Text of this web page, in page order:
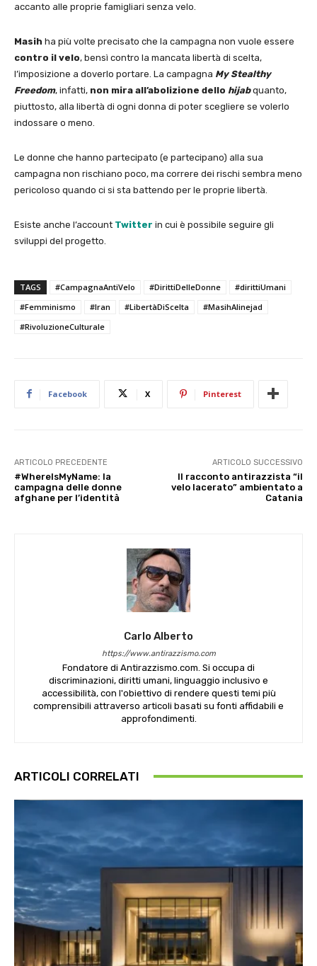
accanto alle proprie famigliari senza velo.
Masih ha più volte precisato che la campagna non vuole essere
contro il velo, bensì contro la mancata libertà di scelta,
l’imposizione a doverlo portare. La campagna My Stealthy
Freedom, infatti, non mira all’abolizione dello hijabquanto,
piuttosto, alla libertà di ogni donna di poter scegliere se volerlo
indossare o meno.
Le donne che hanno partecipato (e partecipano) alla sua
campagna non rischiano poco, ma correre dei rischi sembra meno
pericoloso quando ci si sta battendo per le proprie libertà.
Esiste anche l’account Twitter in cui è possibile seguire gli
sviluppi del progetto.
TAGS #CampagnaAntiVelo #DirittiDelleDonne
#dirittiUmani
#Femminismo
#Iran #LibertàDiScelta
#MasihAlinejad
#RivoluzioneCulturale
Facebook X Pinterest
ARTICOLO PRECEDENTE
#WhereIsMyName: la
campagna delle donne
afghane per l’identità
ARTICOLO SUCCESSIVO
Il racconto antirazzista “il
velo lacerato” ambientato a
Catania
Carlo Alberto
https://www.antirazzismo.com
Fondatore di Antirazzismo.com. Si occupa di
discriminazioni, diritti umani, linguaggio inclusivo e
accessibilità, con l'obiettivo di rendere questi temi più
comprensibili attraverso articoli basati su fonti affidabili e
approfondimenti.
ARTICOLI CORRELATI